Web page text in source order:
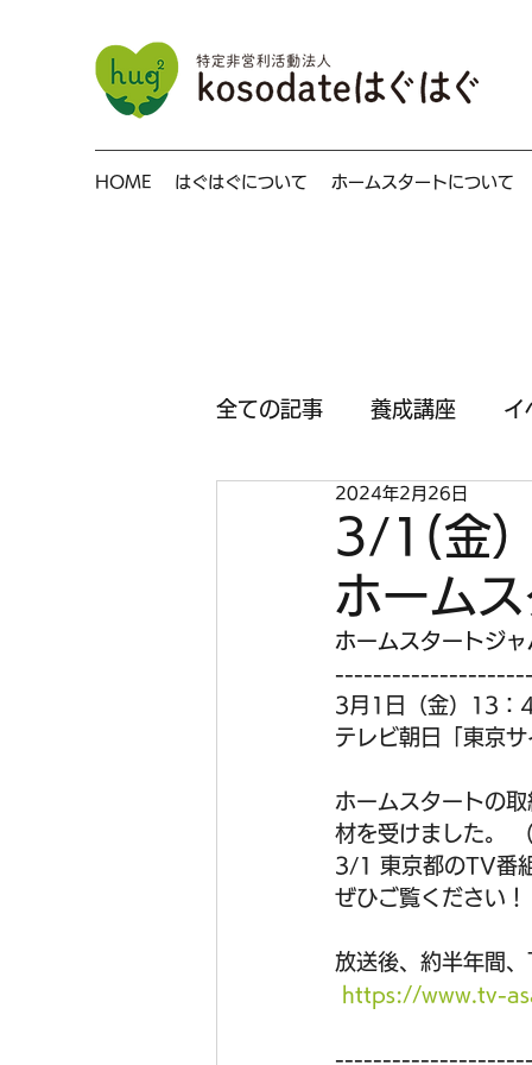
HOME はぐはぐについて ホームスタートについて
全ての記事 養成講座 イ
3/1(金
ホーム
2024年2月26日
ホームスタートジ
3月1日（金）13
テレビ朝日「東京
ホームスタートの
材を受けました。
3/1 東京都のTV番
ぜひご覧ください
放送後、約半年間
https://www.tv-